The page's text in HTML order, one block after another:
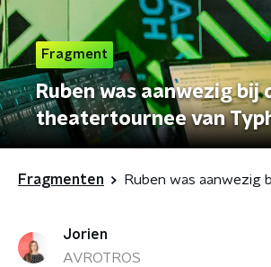
Fragment
Ruben was aanwezig bij
theatertournee van
Fragmenten
Jorien
AVROTROS